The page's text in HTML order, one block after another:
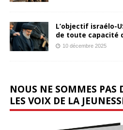
L’objectif israélo-
de toute capacité
10 décembre 2025
NOUS NE SOMMES PAS
LES VOIX DE LA